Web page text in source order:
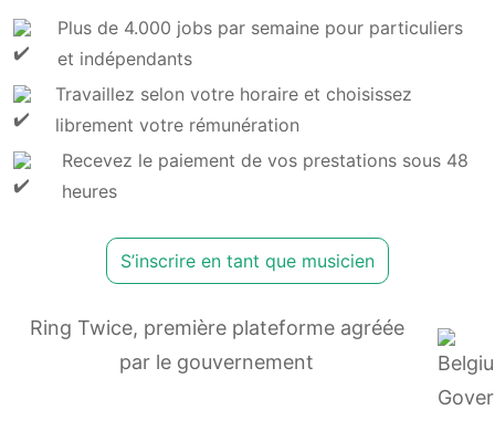
Plus de 4.000 jobs par semaine pour particuliers
et indépendants
Travaillez selon votre horaire et choisissez
librement votre rémunération
Recevez le paiement de vos prestations sous 48
heures
S’inscrire en tant que musicien
Ring Twice, première plateforme agréée
par le gouvernement